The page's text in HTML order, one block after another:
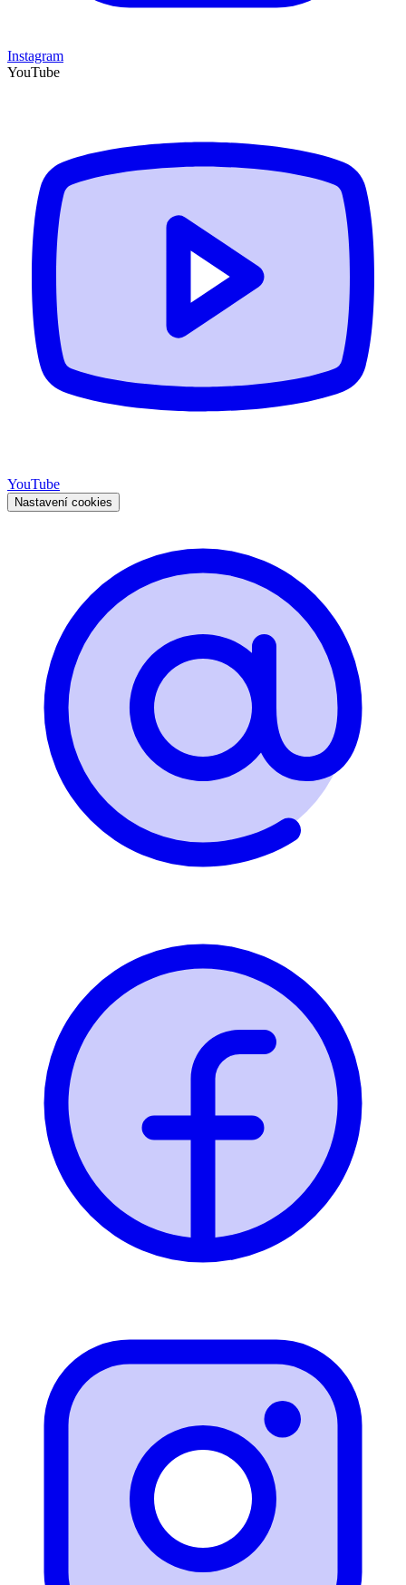
Instagram
YouTube
YouTube
Nastavení cookies